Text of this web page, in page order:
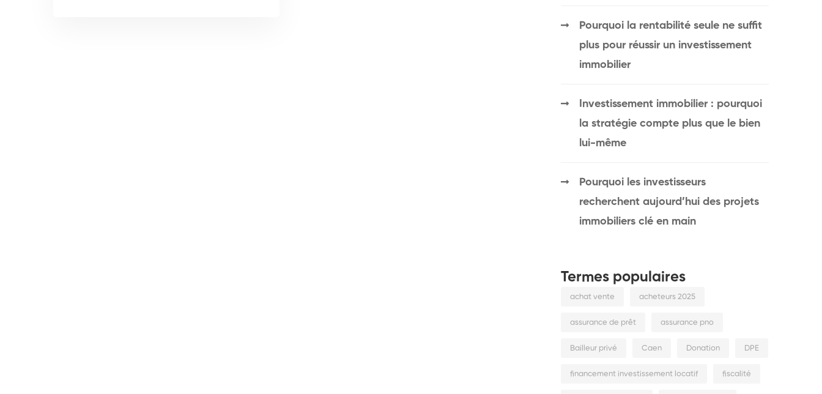
Pourquoi la rentabilité seule ne suffit
plus pour réussir un investissement
immobilier
Investissement immobilier : pourquoi
la stratégie compte plus que le bien
lui-même
Pourquoi les investisseurs
recherchent aujourd’hui des projets
immobiliers clé en main
Termes populaires
achat vente acheteurs 2025
assurance de prêt assurance pno
Bailleur privé Caen Donation DPE
financement investissement locatif fiscalité